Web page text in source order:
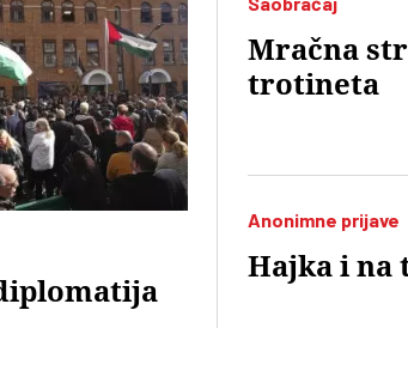
Mračna
trotineta
Anonimne prijave
Hajka i na